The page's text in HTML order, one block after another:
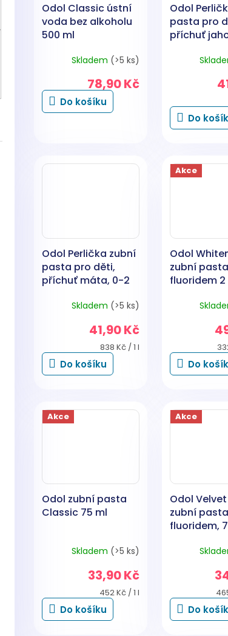
Odol Classic ústní
voda bez alkoholu
500 ml
Skladem (>5 ks)
78,90 Kč
Do košíku
Odol
pasta pro
příchuť
Do
Odol Perlička zubní
pasta pro děti,
příchuť máta, 0-2
Skladem (>5 ks)
41,90 Kč
Měrná
cena:
838 Kč / 1 l
Do košíku
Akce
Odol
zubní
fluoridem 2
Do
Akce
Odol zubní pasta
Classic 75 ml
Skladem (>5 ks)
33,90 Kč
Měrná
cena:
452 Kč / 1 l
Do košíku
Akce
Odol Velvet
zubní
fluoridem,
Do